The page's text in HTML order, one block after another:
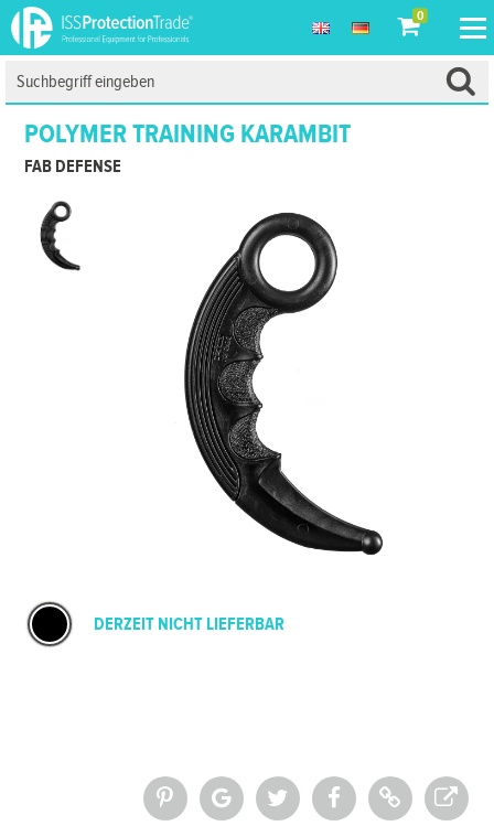
0
POLYMER TRAINING KARAMBIT
FAB DEFENSE
DERZEIT NICHT LIEFERBAR